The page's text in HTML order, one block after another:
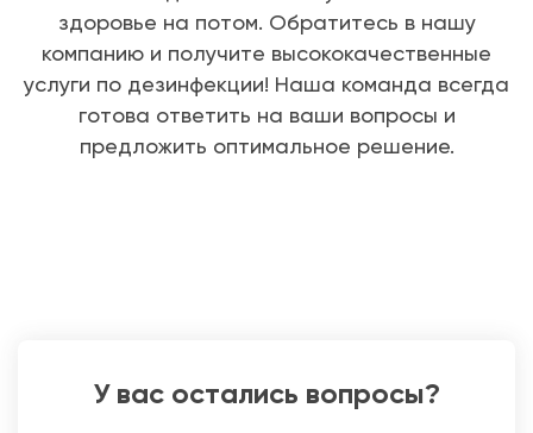
здоровье на потом. Обратитесь в нашу
компанию и получите высококачественные
услуги по дезинфекции! Наша команда всегда
готова ответить на ваши вопросы и
предложить оптимальное решение.
У вас остались вопросы?